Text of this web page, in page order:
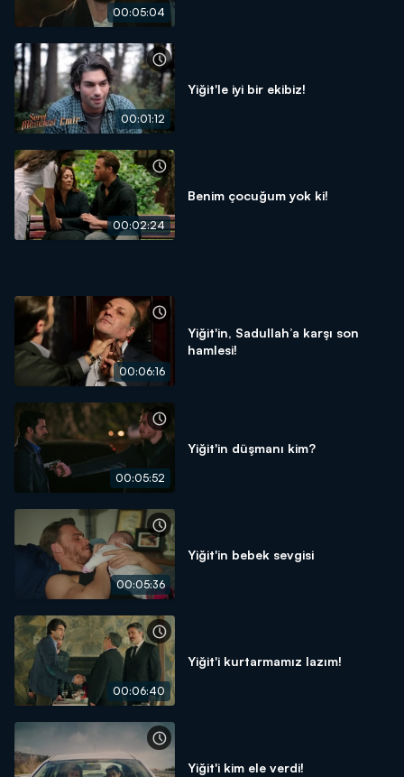
00:05:04
00:01:12
Yiğit'le iyi bir ekibiz!
00:02:24
Benim çocuğum yok ki!
00:06:16
Yiğit'in, Sadullah’a karşı son
hamlesi!
00:05:52
Yiğit'in düşmanı kim?
00:05:36
Yiğit'in bebek sevgisi
00:06:40
Yiğit'i kurtarmamız lazım!
Yiğit'i kim ele verdi!